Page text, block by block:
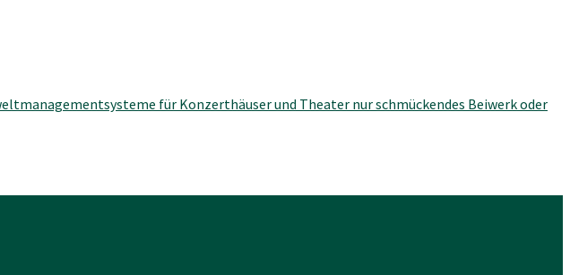
für Konzerthäuser und Theater nur schmückendes Beiwerk oder